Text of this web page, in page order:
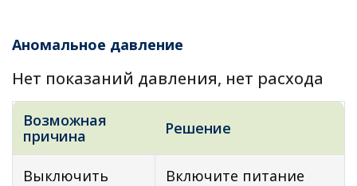
Аномальное давление
Нет показаний давления, нет расхода
Возможная
причина
Решение
Выключить Включите питание